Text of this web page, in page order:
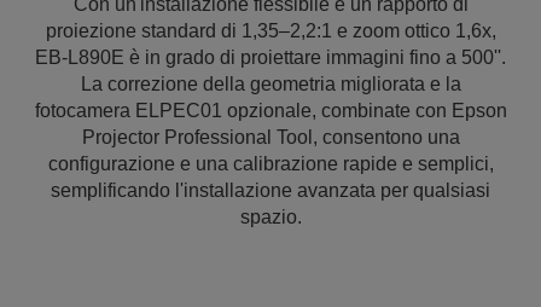
Con un'installazione flessibile e un rapporto di
proiezione standard di 1,35–2,2:1 e zoom ottico 1,6x,
EB-L890E è in grado di proiettare immagini fino a 500''.
La correzione della geometria migliorata e la
fotocamera ELPEC01 opzionale, combinate con Epson
Projector Professional Tool, consentono una
configurazione e una calibrazione rapide e semplici,
semplificando l'installazione avanzata per qualsiasi
spazio.